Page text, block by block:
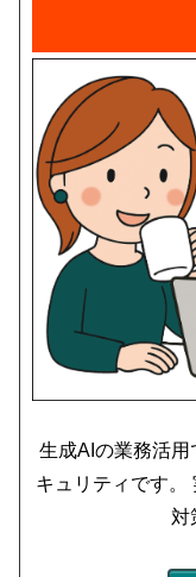
生成AIの業務活
キュリティです。
対